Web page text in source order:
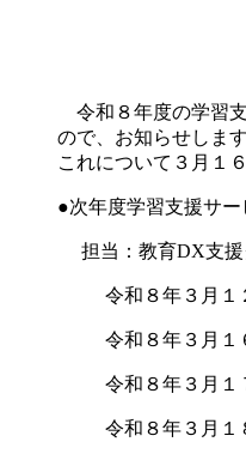
令和８年度の学習
ので、お知らせします
これについて３月１
●次年度学習支援サ
担当：教育DX支
令和８年３月１
令和８年３月１
令和８年３月１
令和８年３月１